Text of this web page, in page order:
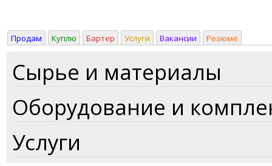
Продам Куплю Бартер Услуги Вакансии Резюме
Сырье и материалы
Оборудование и
Услуги